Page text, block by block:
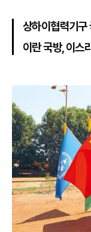
상하이협력기
이란 국방, 이스